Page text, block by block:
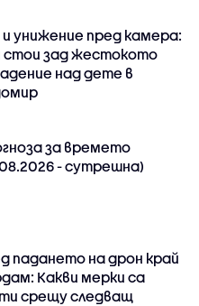
и унижение пред камера:
стои зад жестокото
над дете в
за времето
- сутрешна)
падането на дрон край
Какви мерки са
срещу следващ